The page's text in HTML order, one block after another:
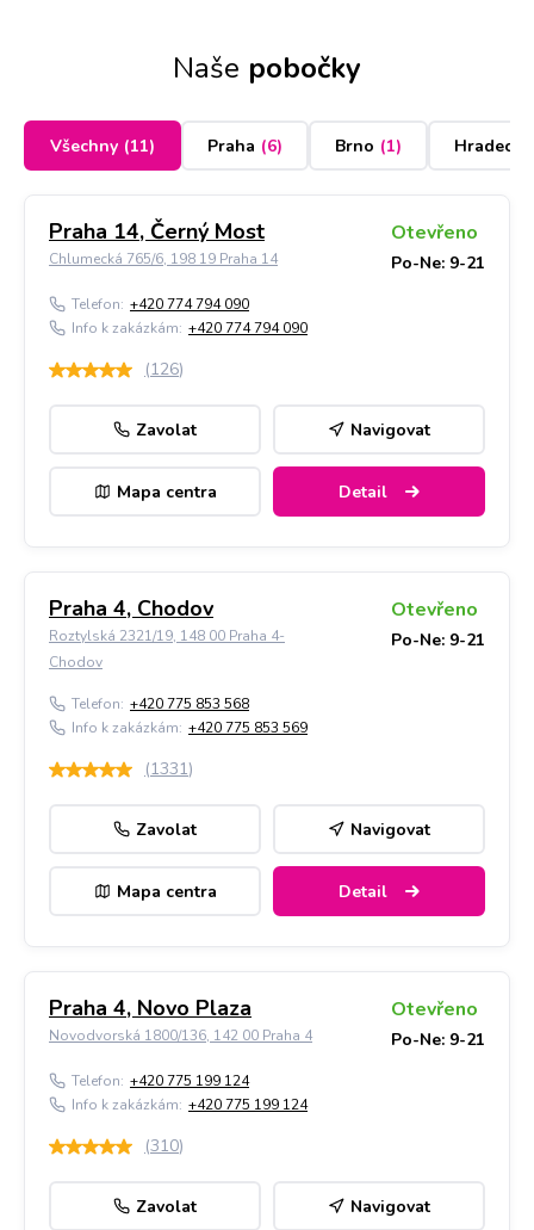
Naše pobočky
Všechny (11) Praha (6) Brno (1) Hradec
Praha 14, Černý Most
Chlumecká 765/6, 198 19 Praha 14
Otevřeno
Po-Ne: 9-21
Telefon: +420 774 794 090
Info k zakázkám: +420 774 794 090
(126)
Zavolat Navigovat
Mapa centra Detail
Praha 4, Chodov
Roztylská 2321/19, 148 00 Praha 4-
Chodov
Otevřeno
Po-Ne: 9-21
Telefon: +420 775 853 568
Info k zakázkám: +420 775 853 569
(1331)
Zavolat Navigovat
Mapa centra Detail
Praha 4, Novo Plaza
Novodvorská 1800/136, 142 00 Praha 4
Otevřeno
Po-Ne: 9-21
Telefon: +420 775 199 124
Info k zakázkám: +420 775 199 124
(310)
Zavolat Navigovat